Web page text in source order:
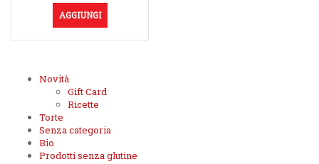
AGGIUNGI
Novità
Gift Card
Ricette
Torte
Senza categoria
Bio
Prodotti senza glutine